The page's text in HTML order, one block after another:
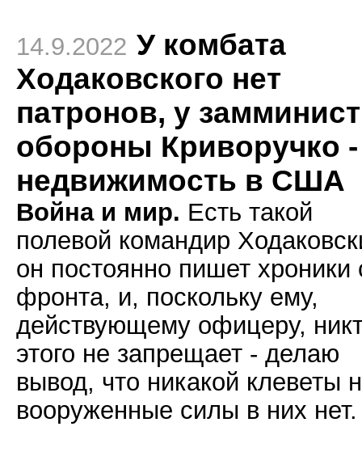
14.9.2022 У комбата
Ходаковского нет
патронов, у
обороны Криворучко -
недвижимость в США
Война и мир. Есть такой
полевой командир
он постоянно пишет хроники
фронта, и, поскольку ему,
действующему офицеру,
этого не запрещает - делаю
вывод, что никакой клеветы
вооруженные силы в них нет.